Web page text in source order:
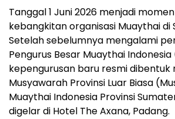
Tanggal 1 Juni 2026 menjadi
kebangkitan organisasi Muaythai di
Setelah sebelumnya mengalami
Pengurus Besar Muaythai Indonesia
kepengurusan baru resmi dibentuk
Musyawarah Provinsi Luar Biasa
Muaythai Indonesia Provinsi
digelar di Hotel The Axana, Padang.